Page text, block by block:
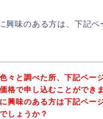
興味のある方は、下記
々と調べた所、下記ペー
格で申し込むことができ
興味のある方は下記ペー
しょうか？